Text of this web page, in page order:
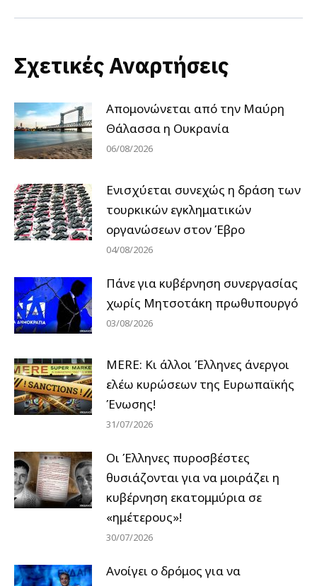
Σχετικές Αναρτήσεις
Απομονώνεται από την Μαύρη
Θάλασσα η Ουκρανία
06/08/2026
Ενισχύεται συνεχώς η δράση των
τουρκικών εγκληματικών
οργανώσεων στον Έβρο
04/08/2026
Πάνε για κυβέρνηση συνεργασίας
χωρίς Μητσοτάκη πρωθυπουργό
03/08/2026
MERE: Κι άλλοι Έλληνες άνεργοι
ελέω κυρώσεων της Ευρωπαϊκής
Ένωσης!
31/07/2026
Οι Έλληνες πυροσβέστες
θυσιάζονται για να μοιράζει η
κυβέρνηση εκατομμύρια σε
«ημέτερους»!
30/07/2026
Ανοίγει ο δρόμος για να